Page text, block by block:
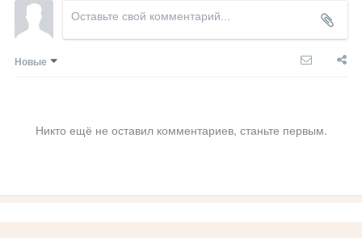
Новые
Никто ещё не оставил комментариев, станьте первым.